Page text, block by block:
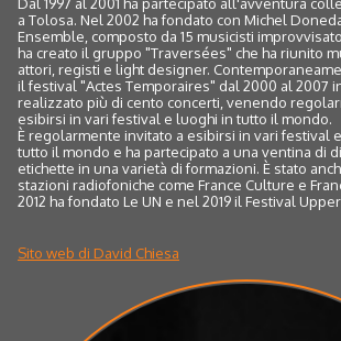
Dal 1997 al 2001 ha partecipato all'avventura
a Tolosa. Nel 2002 ha fondato con Michel
Ensemble, composto da 15 musicisti
ha creato il gruppo "Traversées" che ha riunito
attori, registi e light designer.
il festival "Actes Temporaires" dal 2000 al 2007
realizzato più di cento concerti, venendo
esibirsi in vari festival e luoghi in tutto il mondo.
È regolarmente invitato a esibirsi in vari festival
tutto il mondo e ha partecipato a una ventina di
etichette in una varietà di formazioni. È stato
stazioni radiofoniche come France Culture e
2012 ha fondato Le UN e nel 2019 il Festival
Sito web di David Chiesa